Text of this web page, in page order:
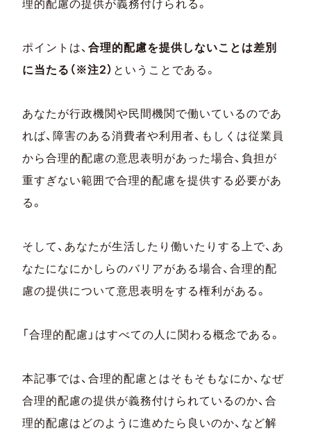
理的配慮の提供が義務付けられる。
ポイントは、合理的配慮を提供しないことは差別
に当たる（※注2） ということである。
あなたが行政機関や民間機関で働いているのであ
れば、障害のある消費者や利用者、もしくは従業員
から合理的配慮の意思表明があった場合、負担が
重すぎない範囲で合理的配慮を提供する必要があ
る。
そして、あなたが生活したり働いたりする上で、あ
なたになにかしらのバリアがある場合、合理的配
慮の提供について意思表明をする権利がある。
「合理的配慮」はすべての人に関わる概念である。
本記事では、合理的配慮とはそもそもなにか、なぜ
合理的配慮の提供が義務付けられているのか、合
理的配慮はどのように進めたら良いのか、など解